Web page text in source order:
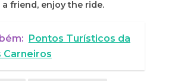
a friend, enjoy the ride.
Pontos Turísticos da
Carneiros